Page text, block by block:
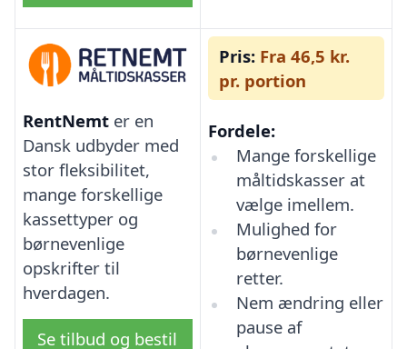
RentNemt er en
Dansk udbyder med
stor fleksibilitet,
mange forskellige
kassettyper og
børnevenlige
opskrifter til
hverdagen.
Se tilbud og bestil
Pris: Fra 46,5 kr.
pr. portion
Fordele:
Mange forskellige
måltidskasser at
vælge imellem.
Mulighed for
børnevenlige
retter.
Nem ændring eller
pause af